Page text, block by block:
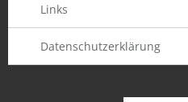
Links
Datenschutzerklärung